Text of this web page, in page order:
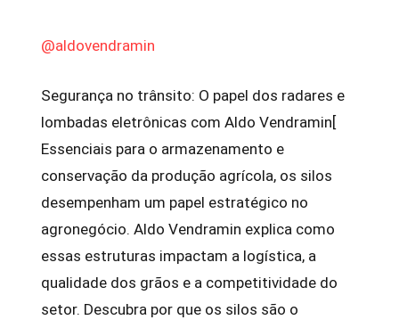
@aldovendramin
Segurança no trânsito: O papel dos radares e
lombadas eletrônicas com Aldo Vendramin[
Essenciais para o armazenamento e
conservação da produção agrícola, os silos
desempenham um papel estratégico no
agronegócio. Aldo Vendramin explica como
essas estruturas impactam a logística, a
qualidade dos grãos e a competitividade do
setor. Descubra por que os silos são o